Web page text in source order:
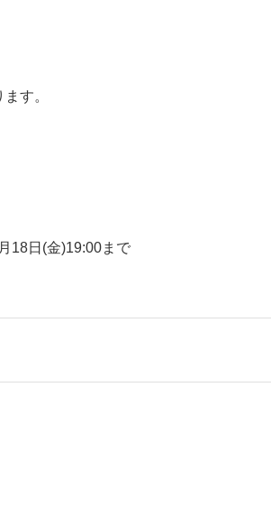
す。
18日(金)19:00まで